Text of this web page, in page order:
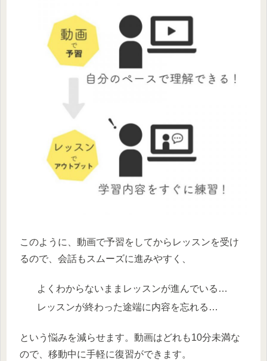
このように、動画で予習をしてからレッスンを受け
るので、会話もスムーズに進みやすく、
よくわからないままレッスンが進んでいる…
レッスンが終わった途端に内容を忘れる…
という悩みを減らせます。動画はどれも10分未満な
ので、移動中に手軽に復習ができます。